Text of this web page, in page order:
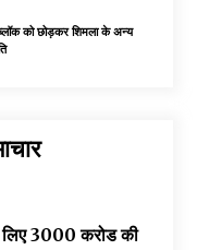
को छोड़कर शिमला के अन्य
3000 करोड की